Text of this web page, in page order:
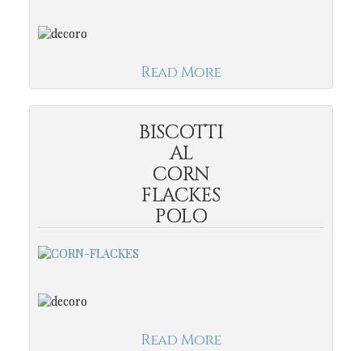
Read More
BISCOTTI
AL
CORN
FLACKES
POLO
Read More